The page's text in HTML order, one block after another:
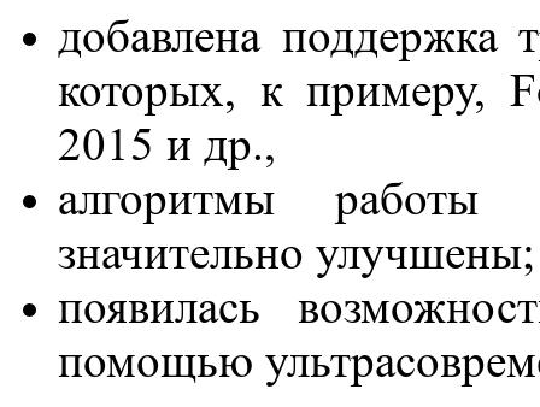
добавлена поддержка
которых, к примеру,
2015 и др.,
алгоритмы
значительно улучшены;
появилась
помощью